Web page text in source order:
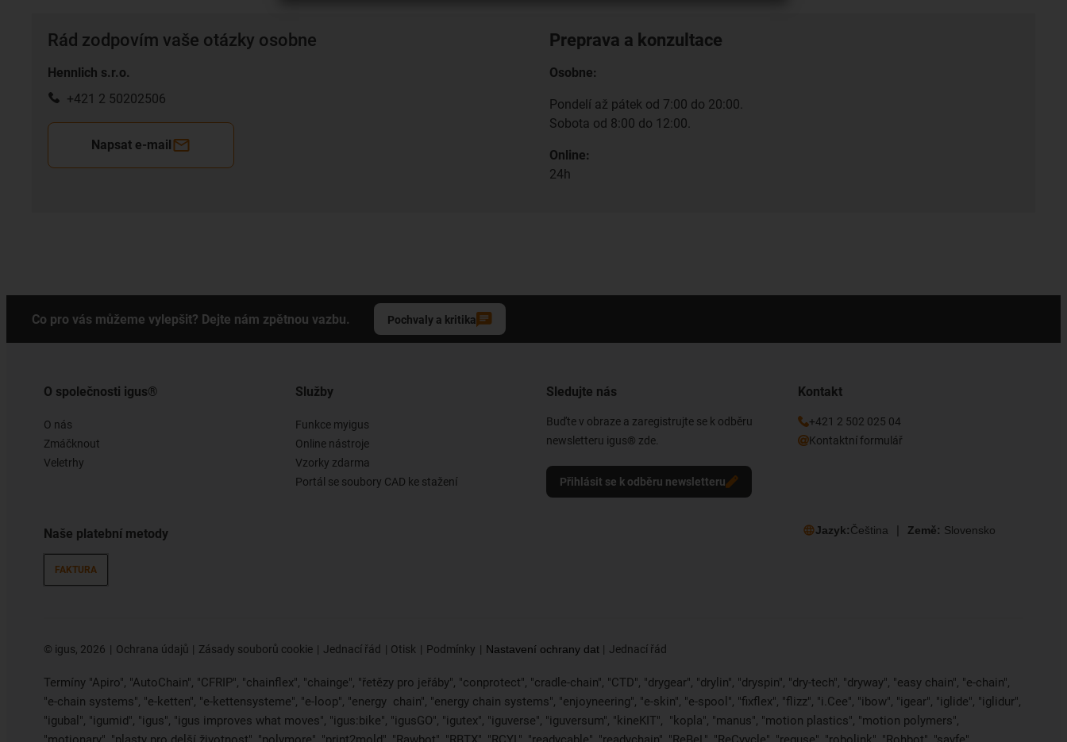
Rád zodpovím vaše otázky osobne
Hennlich s.r.o.
+421 2 50202506
Napsat e-mail
Preprava a konzultace
Osobne:
Pondelí až pátek od 7:00 do 20:00.
Sobota od 8:00 do 12:00.
Online:
24h
Co pro vás můžeme vylepšit? Dejte nám zpětnou vazbu. Pochvaly a kritika
O společnosti igus®
O nás
Zmáčknout
Veletrhy
Naše platební metody
FAKTURA
Služby
Funkce myigus
Online nástroje
Vzorky zdarma
Portál se soubory CAD ke stažení
Sledujte nás
Buďte v obraze a zaregistrujte se k odběru
newsletteru igus® zde.
Přihlásit se k odběru newsletteru
Kontakt
+421 2 502 025 04
Kontaktní formulář
Jazyk:Čeština Země: Slovensko
© igus, 2026 Ochrana údajů Zásady souborů cookie Jednací řád Otisk Podmínky Nastavení ochrany dat Jednací řád
Termíny "Apiro", "AutoChain", "CFRIP", "chainflex", "chainge", "řetězy pro jeřáby", "conprotect", "cradle-chain", "CTD", "drygear", "drylin", "dryspin", "dry-tech", "dryway", "easy chain", "e-chain",
"e-chain systems", "e-ketten", "e-kettensysteme", "e-loop", "energy chain", "energy chain systems", "enjoyneering", "e-skin", "e-spool", "fixflex", "flizz", "i.Cee", "ibow", "igear", "iglide", "iglidur",
"igubal", "igumid", "igus", "igus improves what moves", "igus:bike", "igusGO", "igutex", "iguverse", "iguversum", "kineKIT", "kopla", "manus", "motion plastics", "motion polymers",